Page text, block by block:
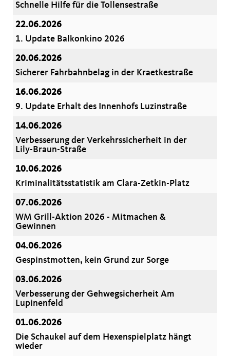
Schnelle Hilfe für die Tollensestraße
22.06.2026
1. Update Balkonkino 2026
20.06.2026
Sicherer Fahrbahnbelag in der Kraetkestraße
16.06.2026
9. Update Erhalt des Innenhofs Luzinstraße
14.06.2026
Verbesserung der Verkehrssicherheit in der
Lily-Braun-Straße
10.06.2026
Kriminalitätsstatistik am Clara-Zetkin-Platz
07.06.2026
WM Grill-Aktion 2026 - Mitmachen &
Gewinnen
04.06.2026
Gespinstmotten, kein Grund zur Sorge
03.06.2026
Verbesserung der Gehwegsicherheit Am
Lupinenfeld
01.06.2026
Die Schaukel auf dem Hexenspielplatz hängt
wieder